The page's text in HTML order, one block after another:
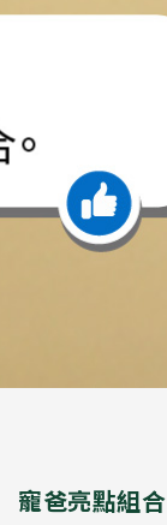
寵爸亮點組合